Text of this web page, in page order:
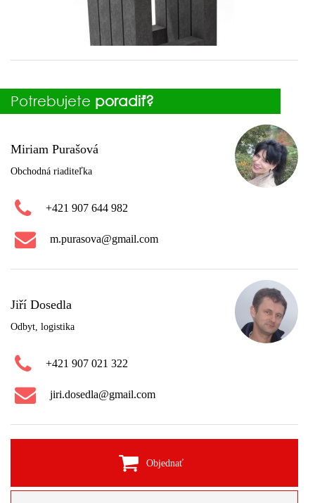
Potrebujete poradiť?
Miriam Purašová
Obchodná riaditeľka
+421 907 644 982
m.purasova@gmail.com
Jiří Dosedla
Odbyt, logistika
+421 907 021 322
jiri.dosedla@gmail.com
Objednať